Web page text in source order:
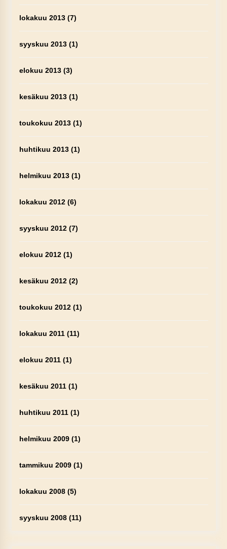
lokakuu 2013(7)
syyskuu 2013(1)
elokuu 2013(3)
kesäkuu 2013(1)
toukokuu 2013(1)
huhtikuu 2013(1)
helmikuu 2013(1)
lokakuu 2012(6)
syyskuu 2012(7)
elokuu 2012(1)
kesäkuu 2012(2)
toukokuu 2012(1)
lokakuu 2011(11)
elokuu 2011(1)
kesäkuu 2011(1)
huhtikuu 2011(1)
helmikuu 2009(1)
tammikuu 2009(1)
lokakuu 2008(5)
syyskuu 2008(11)